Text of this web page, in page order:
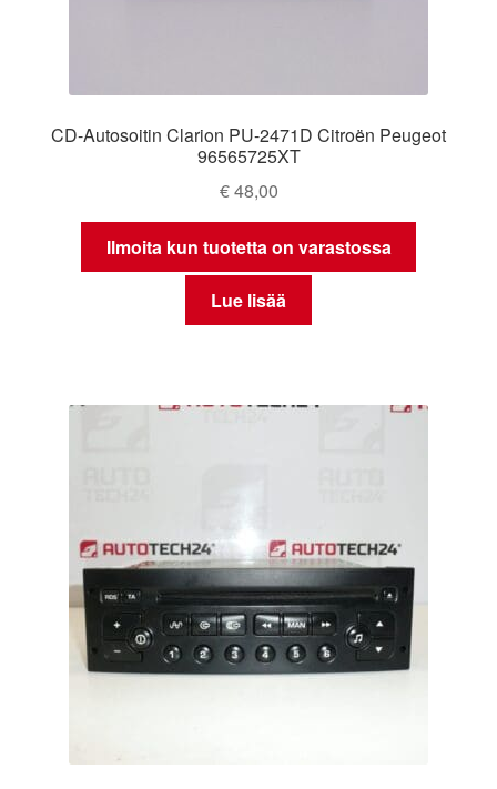
CD-Autosoitin Clarion PU-2471D Citroën Peugeot
96565725XT
€48,00
Ilmoita kun tuotetta on varastossa
Lue lisää